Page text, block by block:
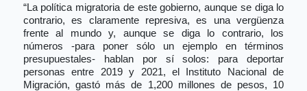
“La política migratoria de este gobierno, aunque se diga lo
contrario, es claramente represiva, es una vergüenza
frente al mundo y, aunque se diga lo contrario, los
números -para poner sólo un ejemplo en términos
presupuestales- hablan por sí solos: para deportar
personas entre 2019 y 2021, el Instituto Nacional de
Migración, gastó más de 1,200 millones de pesos, 10